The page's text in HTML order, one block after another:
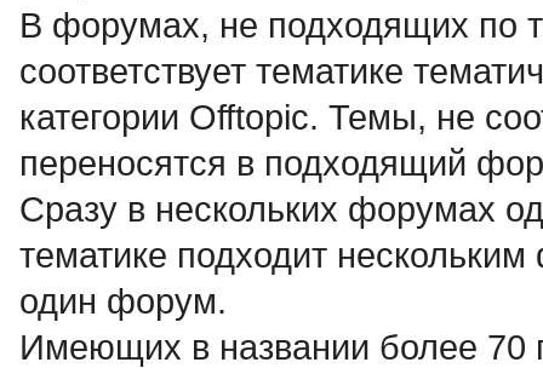
В форумах, не подходящих по
соответствует тематике
категории Offtopic. Темы, не
переносятся в подходящий
Сразу в нескольких форумах
тематике подходит
один форум.
Имеющих в названии более